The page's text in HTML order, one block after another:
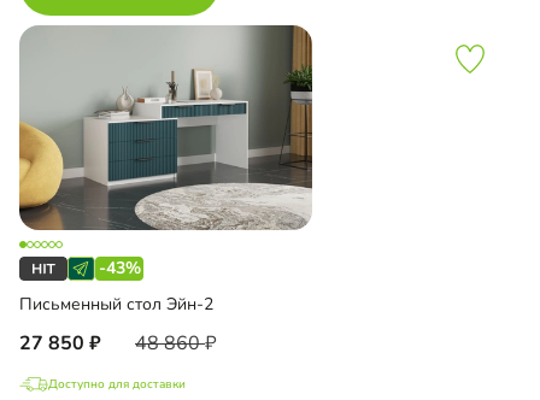
-43%
Письменный стол Эйн-2
27 850 48 860
Доступно для доставки